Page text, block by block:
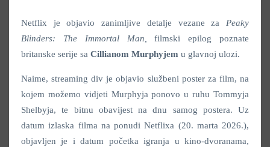
Netflix je objavio zanimljive detalje vezane za Peaky
Blinders: The Immortal Man,filmski epilog poznate
britanske serije sa Cillianom Murphyjem u glavnoj ulozi.
Naime, streaming div je objavio službeni poster za film, na
kojem možemo vidjeti Murphyja ponovo u ruhu Tommyja
Shelbyja, te bitnu obavijest na dnu samog postera. Uz
datum izlaska filma na ponudi Netflixa (20. marta 2026.),
objavljen je i datum početka igranja u kino-dvoranama,